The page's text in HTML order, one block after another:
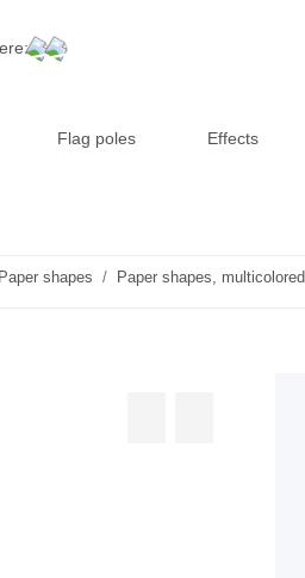
Flag poles Effects
Paper shapes Paper shapes, multicolored